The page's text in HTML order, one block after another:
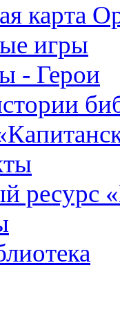
карта
игры
- Герои
ресурс